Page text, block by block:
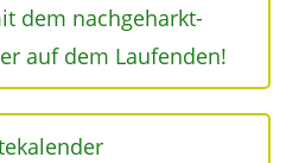
dem nachgeharkt-
auf dem Laufenden!